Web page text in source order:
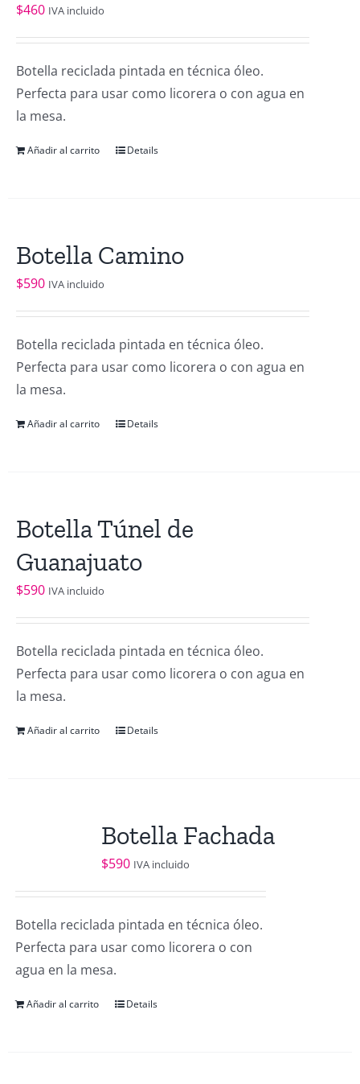
$460 IVA incluido
Botella reciclada pintada en técnica óleo.
Perfecta para usar como licorera o con agua en
la mesa.
Añadir al carrito Details
Botella Camino
$590 IVA incluido
Botella reciclada pintada en técnica óleo.
Perfecta para usar como licorera o con agua en
la mesa.
Añadir al carrito Details
Botella Túnel de
Guanajuato
$590 IVA incluido
Botella reciclada pintada en técnica óleo.
Perfecta para usar como licorera o con agua en
la mesa.
Añadir al carrito Details
Botella Fachada
$590 IVA incluido
Botella reciclada pintada en técnica óleo.
Perfecta para usar como licorera o con
agua en la mesa.
Añadir al carrito Details